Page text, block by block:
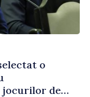
o
jocurilor de